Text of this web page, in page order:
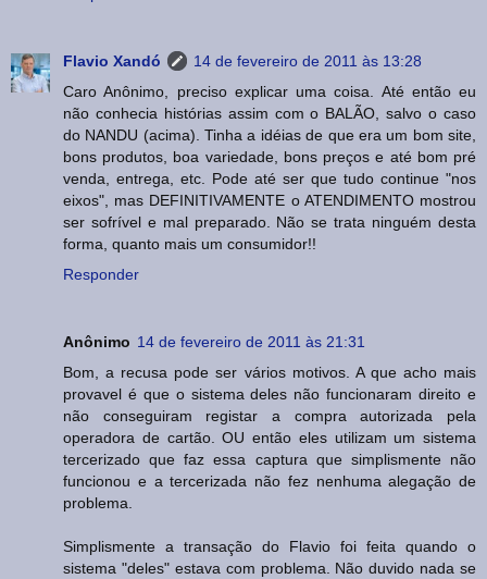
Flavio Xandó
14 de fevereiro de 2011 às 13:28
Caro Anônimo, preciso explicar uma coisa. Até então eu
não conhecia histórias assim com o BALÃO, salvo o caso
do NANDU (acima). Tinha a idéias de que era um bom site,
bons produtos, boa variedade, bons preços e até bom pré
venda, entrega, etc. Pode até ser que tudo continue "nos
eixos", mas DEFINITIVAMENTE o ATENDIMENTO mostrou
ser sofrível e mal preparado. Não se trata ninguém desta
forma, quanto mais um consumidor!!
Responder
Anônimo 14 de fevereiro de 2011 às 21:31
Bom, a recusa pode ser vários motivos. A que acho mais
provavel é que o sistema deles não funcionaram direito e
não conseguiram registar a compra autorizada pela
operadora de cartão. OU então eles utilizam um sistema
tercerizado que faz essa captura que simplismente não
funcionou e a tercerizada não fez nenhuma alegação de
problema.
Simplismente a transação do Flavio foi feita quando o
sistema "deles" estava com problema. Não duvido nada se